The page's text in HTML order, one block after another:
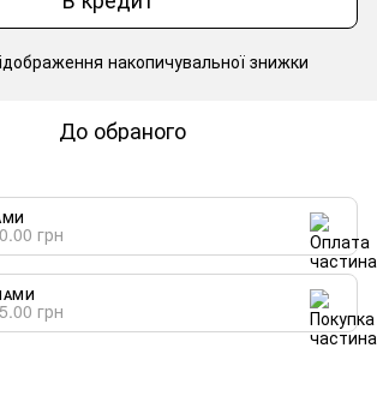
накопичувальної знижки
До обраного
грн
грн